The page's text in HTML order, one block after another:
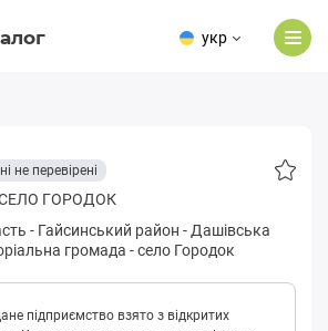
укр
не перевірені
ГОРОДОК
- Гайсинський район - Дaшівськa
громада -село Городок
підприємство взято з відкритих